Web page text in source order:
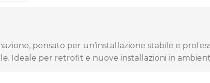
pensato per un’installazione stabile e
Ideale per retrofit e nuove installazioni in